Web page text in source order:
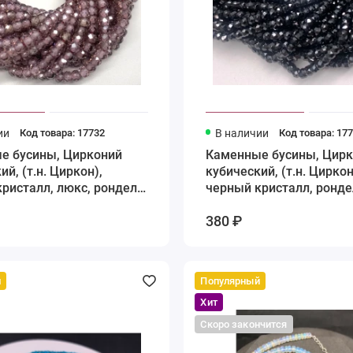
Код товара: 17732
бусины, Цирконий
(т.н. Циркон),
люкс, рондель,
В наличии Код товара:
Каменные бусины,
кубический, (т.н.
черный кристалл,
см
380 ₽
Популярный
Хит
Скоро закончится